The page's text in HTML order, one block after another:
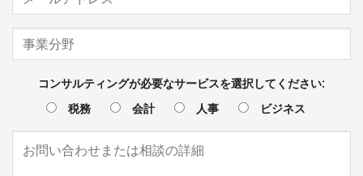
コンサルティングが必要なサービスを選択してください:
税務
会計 人事 ビジネス